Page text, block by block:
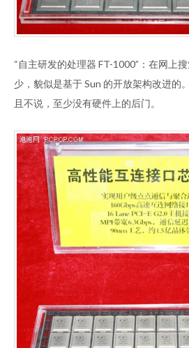
“自主研发的处理器 FT-1000”：在网上
少，貌似是基于 Sun 的开放架构改进的
且不说，至少没有硬件上的后门。